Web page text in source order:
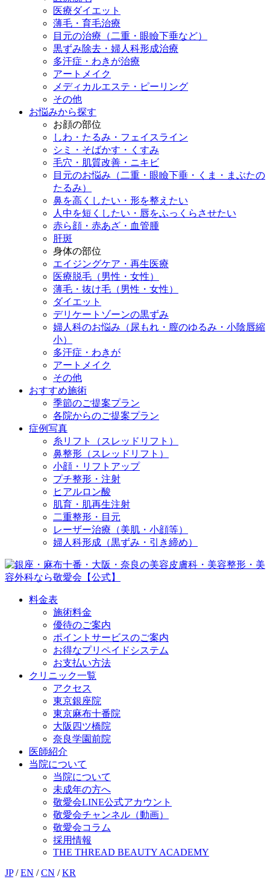
医療ダイエット
薄毛・育毛治療
目元の治療（二重・眼瞼下垂など）
黒ずみ除去・婦人科形成治療
多汗症・わきが治療
アートメイク
メディカルエステ・ピーリング
その他
お悩みから探す
お顔の部位
しわ・たるみ・フェイスライン
シミ・そばかす・くすみ
毛穴・肌質改善・ニキビ
目元のお悩み（二重・眼瞼下垂・くま・まぶたの
たるみ）
鼻を高くしたい・形を整えたい
人中を短くしたい・唇をふっくらさせたい
赤ら顔・赤あざ・血管腫
肝斑
身体の部位
エイジングケア・再生医療
医療脱毛（男性・女性）
薄毛・抜け毛（男性・女性）
ダイエット
デリケートゾーンの黒ずみ
婦人科のお悩み（尿もれ・膣のゆるみ・小陰唇縮
小）
多汗症・わきが
アートメイク
その他
おすすめ施術
季節のご提案プラン
各院からのご提案プラン
症例写真
糸リフト（スレッドリフト）
鼻整形（スレッドリフト）
小顔・リフトアップ
プチ整形・注射
ヒアルロン酸
肌育・肌再生注射
二重整形・目元
レーザー治療（美肌・小顔等）
婦人科形成（黒ずみ・引き締め）
料金表
施術料金
優待のご案内
ポイントサービスのご案内
お得なプリペイドシステム
お支払い方法
クリニック一覧
アクセス
東京銀座院
東京麻布十番院
大阪四ツ橋院
奈良学園前院
医師紹介
当院について
当院について
未成年の方へ
敬愛会LINE公式アカウント
敬愛会チャンネル（動画）
敬愛会コラム
採用情報
THE THREAD BEAUTY ACADEMY
JP / EN / CN / KR